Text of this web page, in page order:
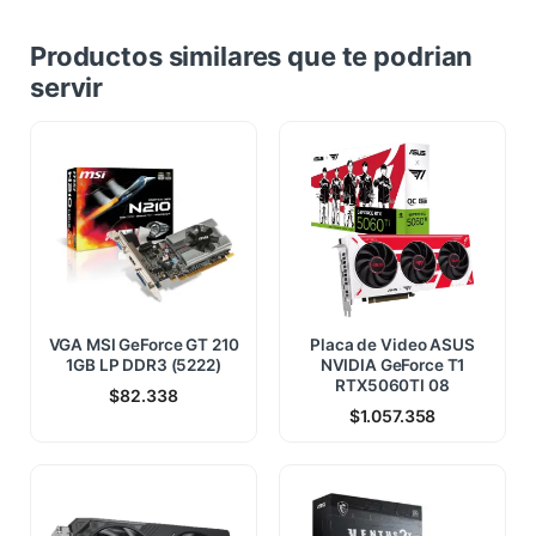
Productos similares que te podrian
servir
VGA MSI GeForce GT 210
1GB LP DDR3 (5222)
$82.338
Placa de Video ASUS
NVIDIA GeForce T1
RTX5060TI 08
$1.057.358